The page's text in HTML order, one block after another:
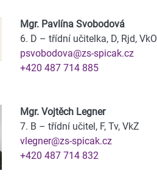
Mgr. Pavlína Svobodová
6. D – třídní učitelka, D, Rjd, VkO
psvobodova@zs-spicak.cz
+420 487 714 885
Mgr. Vojtěch Legner
7. B – třídní učitel, F, Tv, VkZ
vlegner@zs-spicak.cz
+420 487 714 832